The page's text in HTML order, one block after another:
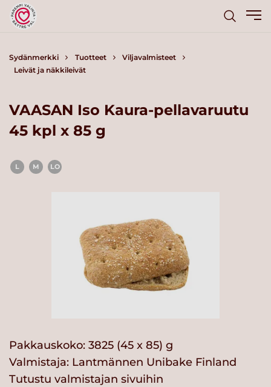
Sydänmerkki Tuotteet
Viljavalmisteet
Leivät ja näkkileivät
VAASAN Iso Kaura-pellavaruutu
45 kpl x 85 g
L M LO
Pakkauskoko: 3825 (45 x 85) g
Valmistaja: Lantmännen Unibake Finland
Tutustu valmistajan sivuihin